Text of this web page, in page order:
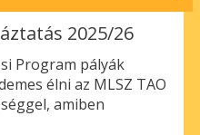
2025/26
Program pályák
élni az MLSZ TAO
amiben